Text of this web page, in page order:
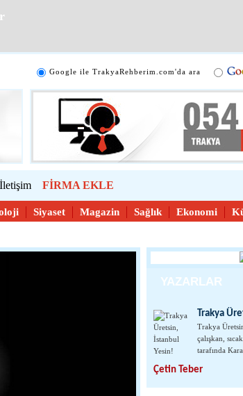
Google ile TrakyaRehberim.com'da ara
FİRMA EKLE
Siyaset Magazin Sağlık Ekonomi
YAZARLAR
Trakya
Trakya
çalışkan,
tarafında
Çetin Teber